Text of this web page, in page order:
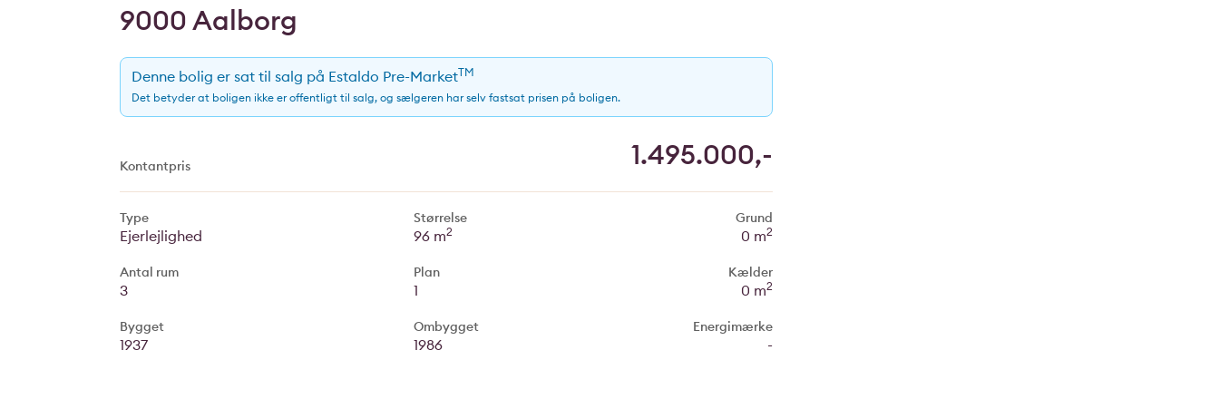
9000 Aalborg
Denne bolig er sat til salg på Estaldo Pre-MarketTM
Det betyder at boligen ikke er offentligt til salg, og sælgeren har selv fastsat prisen på boligen.
Kontantpris 1.495.000,-
Type
Ejerlejlighed
Antal rum
3
Bygget
1937
Størrelse
96 m2
Plan
1
Ombygget
1986
Grund
0 m2
Kælder
0 m2
Energimærke
-